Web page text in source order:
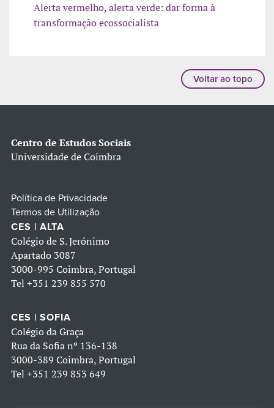
Alerta vermelho, alerta verde: dar forma à
transformação ecossocialista
Voltar ao topo
Centro de Estudos Sociais
Universidade de Coimbra
Política de Privacidade
Termos de Utilização
CES | ALTA
Colégio de S. Jerónimo
Apartado 3087
3000-995 Coimbra, Portugal
Tel +351 239 855 570
CES | SOFIA
Colégio da Graça
Rua da Sofia nº 136-138
3000-389 Coimbra, Portugal
Tel +351 239 853 649